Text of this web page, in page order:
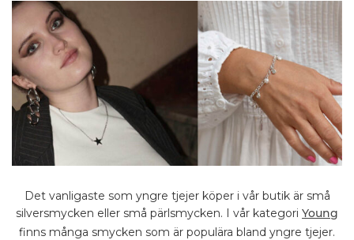
Det vanligaste som yngre tjejer köper i vår butik är små
silversmycken eller små pärlsmycken. I vår kategori Young
finns många smycken som är populära bland yngre tjejer.